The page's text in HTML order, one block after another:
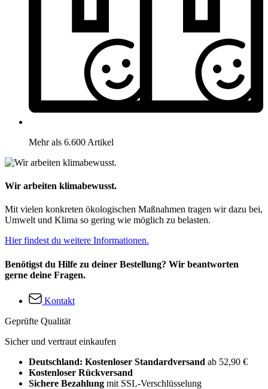
Mehr als 6.600 Artikel
Wir arbeiten klimabewusst.
Mit vielen konkreten ökologischen Maßnahmen tragen wir dazu bei,
Umwelt und Klima so gering wie möglich zu belasten.
Hier findest du weitere Informationen.
Benötigst du Hilfe zu deiner Bestellung? Wir beantworten
gerne deine Fragen.
Kontakt
Geprüfte Qualität
Sicher und vertraut einkaufen
Deutschland: Kostenloser Standardversand ab 52,90 €
Kostenloser Rückversand
Sichere Bezahlung mit SSL-Verschlüsselung